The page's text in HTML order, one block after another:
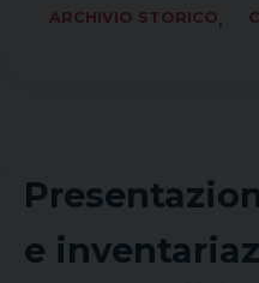
ARCHIVIO STORICO,
e